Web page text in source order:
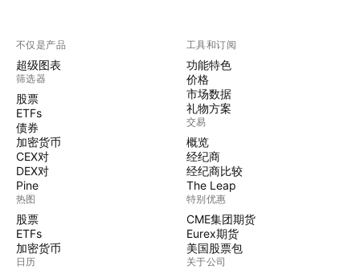
不仅是产品
超级图表
筛选器
股票
ETFs
债券
加密货币
CEX对
DEX对
Pine
热图
股票
ETFs
加密货币
日历
工具和订阅
功能特色
价格
市场数据
礼物方案
交易
概览
经纪商
经纪商比较
The Leap
特别优惠
CME集团期货
Eurex期货
美国股票包
关于公司